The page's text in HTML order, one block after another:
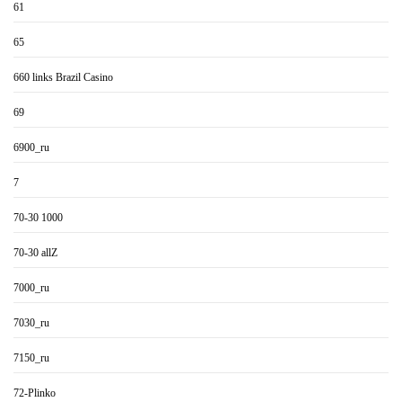
61
65
660 links Brazil Casino
69
6900_ru
7
70-30 1000
70-30 allZ
7000_ru
7030_ru
7150_ru
72-Plinko